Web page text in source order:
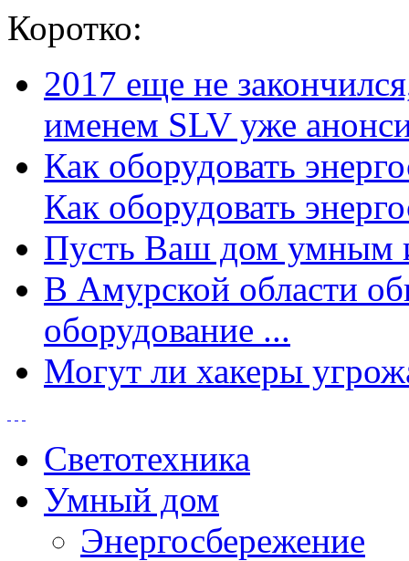
Коротко:
2017 еще не
именем SLV уже
Как оборудовать
Как оборудовать
Пусть Ваш дом умным
В Амурской области
оборудование ...
Могут ли хакеры
Светотехника
Умный дом
Энергосбережение